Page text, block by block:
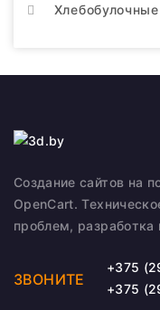
Создание сайтов на
OpenCart.
проблем, разработка
ЗВОНИТЕ
+375
+375